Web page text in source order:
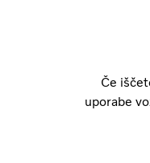
Če
uporabe